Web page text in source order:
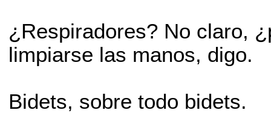
¿Respiradores? No claro,
limpiarse las manos, digo.
Bidets, sobre todo bidets.